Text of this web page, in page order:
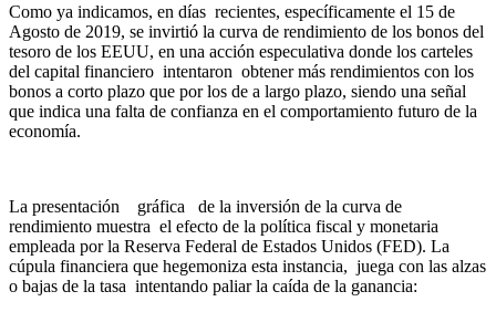
Como ya indicamos, en días recientes, específicamente el 15 de
Agosto de 2019, se invirtió la curva de rendimiento de los bonos del
tesoro de los EEUU, en una acción especulativa donde los carteles
del capital financiero intentaron obtener más rendimientos con los
bonos a corto plazo que por los de a largo plazo, siendo una señal
que indica una falta de confianza en el comportamiento futuro de la
economía.
La presentación gráfica de la inversión de la curva de
rendimiento muestra el efecto de la política fiscal y monetaria
empleada por la Reserva Federal de Estados Unidos (FED). La
cúpula financiera que hegemoniza esta instancia, juega con las alzas
o bajas de la tasa intentando paliar la caída de la ganancia: